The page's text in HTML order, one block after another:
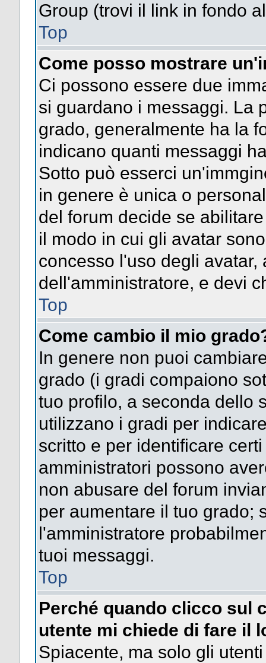
Group (trovi il link in fondo
Top
Come posso mostrare
Ci possono essere due
si guardano i messaggi. La
grado, generalmente ha la
indicano quanti messaggi
Sotto può esserci
in genere è unica o
del forum decide se
il modo in cui gli avatar
concesso l'uso degli
dell'amministratore, e devi
Top
Come cambio il mio
In genere non puoi
grado (i gradi compaiono
tuo profilo, a seconda dello
utilizzano i gradi per
scritto e per identificare
amministratori possono
non abusare del forum
per aumentare il tuo grado;
l'amministratore
tuoi messaggi.
Top
Perché quando clicco sul
utente mi chiede di fare il
Spiacente, ma solo gli